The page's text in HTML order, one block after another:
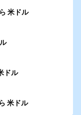
米ドル
ドル
米ドル